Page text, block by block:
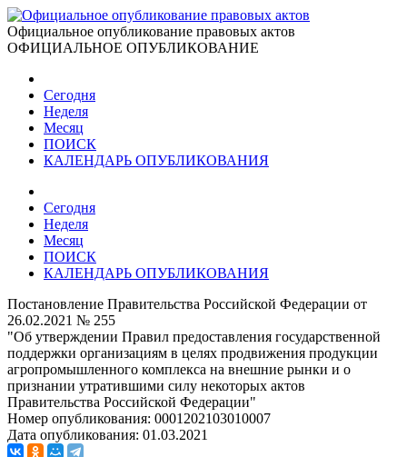
Официальное опубликование правовых актов
ОФИЦИАЛЬНОЕ ОПУБЛИКОВАНИЕ
Сегодня
Неделя
Месяц
ПОИСК
КАЛЕНДАРЬ ОПУБЛИКОВАНИЯ
Сегодня
Неделя
Месяц
ПОИСК
КАЛЕНДАРЬ ОПУБЛИКОВАНИЯ
Постановление Правительства Российской Федерации от
26.02.2021 № 255
"Об утверждении Правил предоставления государственной
поддержки организациям в целях продвижения продукции
агропромышленного комплекса на внешние рынки и о
признании утратившими силу некоторых актов
Правительства Российской Федерации"
Номер опубликования: 0001202103010007
Дата опубликования: 01.03.2021